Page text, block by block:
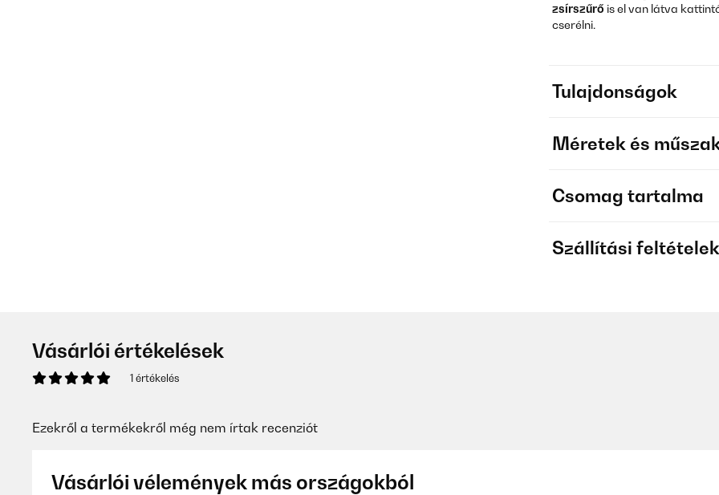
zsírszűrő is el van látva
cserélni.
Tulajdonságok
Méretek és
Csomag tartalma
Szállítási feltételek
Vásárlói értékelések
1 értékelés
Ezekről a termékekről még nem írtak recenziót
Vásárlói vélemények más országokból